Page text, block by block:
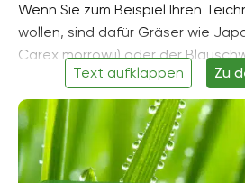
Wenn Sie zum Beispiel Ihren
wollen, sind dafür Gräser wie
Carex morrowii) oder der
glauca) geeignet, während ein
Balkon hervorragend aus
geschaffen werden kann. Das ist
Auswahl an Gräsern, die Sie
im Kübel auf der Terrasse halten
Text aufklappen Zu